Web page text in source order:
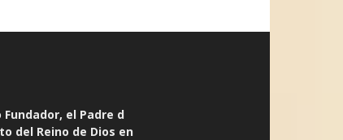
el Padre d
del Reino de Dios en